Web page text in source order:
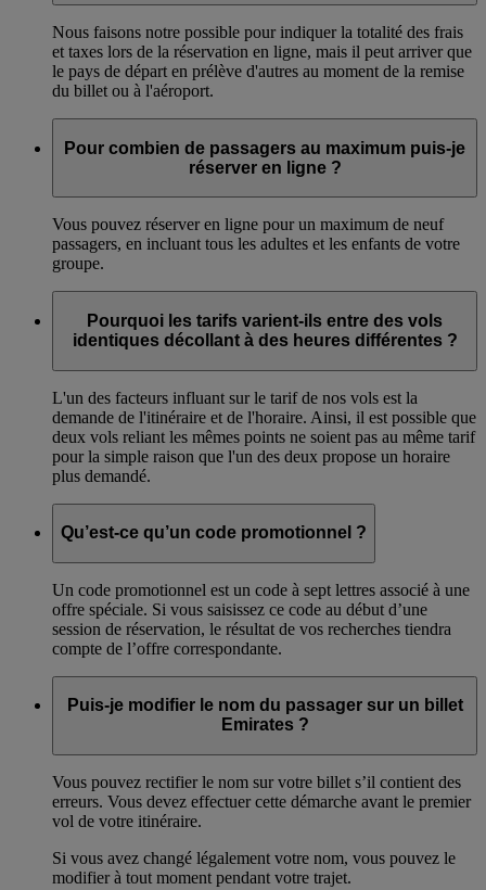
Nous faisons notre possible pour indiquer la totalité des frais
et taxes lors de la réservation en ligne, mais il peut arriver que
le pays de départ en prélève d'autres au moment de la remise
du billet ou à l'aéroport.
Pour combien de passagers au maximum puis-je
réserver en ligne ?
Vous pouvez réserver en ligne pour un maximum de neuf
passagers, en incluant tous les adultes et les enfants de votre
groupe.
Pourquoi les tarifs varient-ils entre des vols
identiques décollant à des heures différentes ?
L'un des facteurs influant sur le tarif de nos vols est la
demande de l'itinéraire et de l'horaire. Ainsi, il est possible que
deux vols reliant les mêmes points ne soient pas au même tarif
pour la simple raison que l'un des deux propose un horaire
plus demandé.
Qu’est-ce qu’un code promotionnel ?
Un code promotionnel est un code à sept lettres associé à une
offre spéciale. Si vous saisissez ce code au début d’une
session de réservation, le résultat de vos recherches tiendra
compte de l’offre correspondante.
Puis-je modifier le nom du passager sur un billet
Emirates ?
Vous pouvez rectifier le nom sur votre billet s’il contient des
erreurs. Vous devez effectuer cette démarche avant le premier
vol de votre itinéraire.
Si vous avez changé légalement votre nom, vous pouvez le
modifier à tout moment pendant votre trajet.